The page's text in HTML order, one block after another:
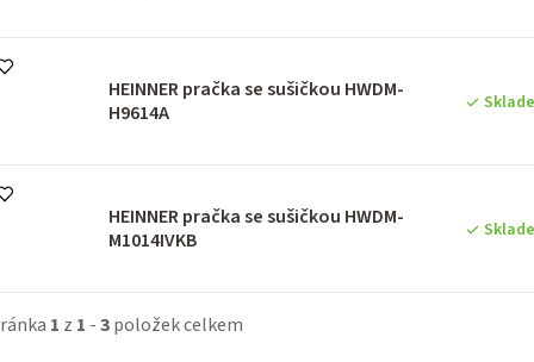
HEINNER pračka se sušičkou HWDM-
H9614A
HEINNER pračka se sušičkou HWDM-
M1014IVKB
1 z 1 -3položek celkem